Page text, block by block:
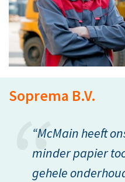
Soprema B.V.
“McMain heeft
minder papier
gehele